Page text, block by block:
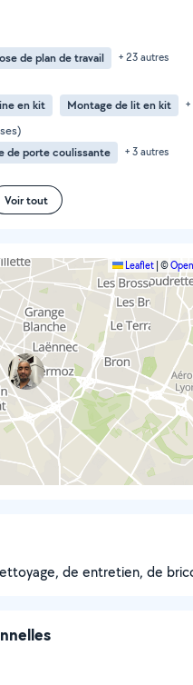
de plan de travail + 23 autres
en kit Montage de lit en kit
de porte coulissante + 3 autres
Voir tout
Leaflet ©
de entretien, de